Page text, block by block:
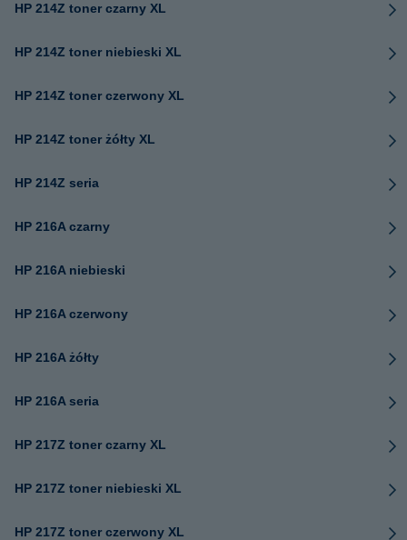
HP 214Z toner czarny XL
HP 214Z toner niebieski XL
HP 214Z toner czerwony XL
HP 214Z toner żółty XL
HP 214Z seria
HP 216A czarny
HP 216A niebieski
HP 216A czerwony
HP 216A żółty
HP 216A seria
HP 217Z toner czarny XL
HP 217Z toner niebieski XL
HP 217Z toner czerwony XL